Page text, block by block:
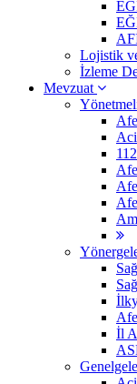
Lojistik
İzleme
Mevzuat
İl